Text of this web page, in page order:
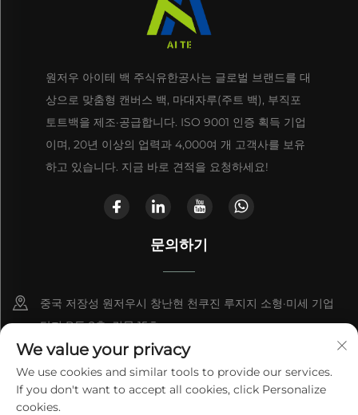
원저우 아이테 백 주식유한공사는 글로벌 브랜드를 대
상으로 맞춤형 캔버스 백, 마대자루(주트 백), 부직포
토트백을 제조·공급합니다. ISO 9001 인증 획득 기업
이며, 20년 이상의 업력과 4,000여 개 고객사를 보유
하고 있습니다. 지금 바로 견적을 요청하세요!
문의하기
중국 저장성 원저우시 창난현 천쿠진 루지지 소형·미세 기업
단지 B동 2층, 건물 15호
+86-13868363329
[email protected]
We value your privacy
We use cookies and similar tools to provide our services.
If you don't want to accept all cookies, click Personalize
cookies.